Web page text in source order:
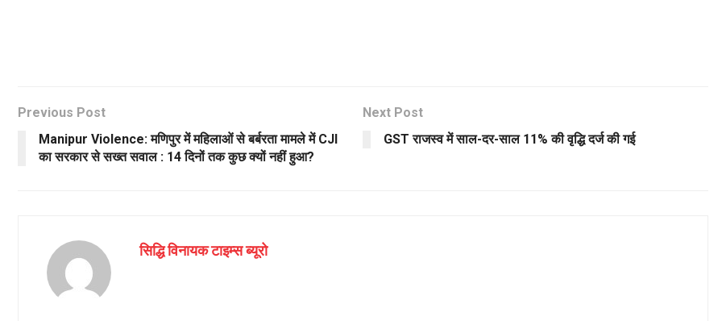
Previous Post
Manipur Violence: मणिपुर में महिलाओं से बर्बरता मामले में CJI
का सरकार से सख्त सवाल : 14 दिनों तक कुछ क्यों नहीं हुआ?
Next Post
GST राजस्व में साल-दर-साल 11% की वृद्धि दर्ज की गई
सिद्धि विनायक टाइम्स ब्यूरो